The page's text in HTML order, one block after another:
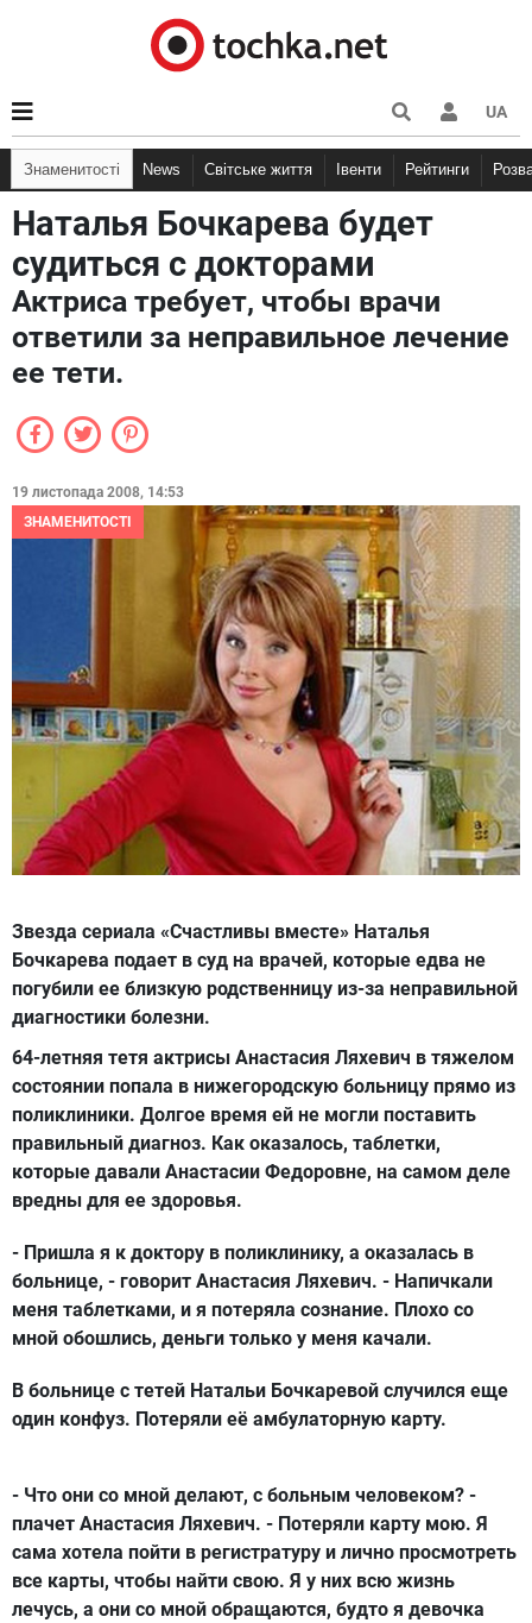
UA
Знаменитості News Світське життя Івенти Рейтинги
Наталья Бочкарева будет
судиться с докторами
Актриса требует, чтобы врачи
ответили за неправильное лечение
ее тети.
19 листопада 2008, 14:53
ЗНАМЕНИТОСТІ
Звезда сериала «Счастливы вместе» Наталья
Бочкарева подает в суд на врачей, которые едва не
погубили ее близкую родственницу из-за неправильной
диагностики болезни.
64-летняя тетя актрисы Анастасия Ляхевич в тяжелом
состоянии попала в нижегородскую больницу прямо из
поликлиники. Долгое время ей не могли поставить
правильный диагноз. Как оказалось, таблетки,
которые давали Анастасии Федоровне, на самом деле
вредны для ее здоровья.
- Пришла я к доктору в поликлинику, а оказалась в
больнице, - говорит Анастасия Ляхевич. - Напичкали
меня таблетками, и я потеряла сознание. Плохо со
мной обошлись, деньги только у меня качали.
В больнице с тетей Натальи Бочкаревой случился еще
один конфуз. Потеряли её амбулаторную карту.
- Что они со мной делают, с больным человеком? -
плачет Анастасия Ляхевич. - Потеряли карту мою. Я
сама хотела пойти в регистратуру и лично просмотреть
все карты, чтобы найти свою. Я у них всю жизнь
лечусь, а они со мной обращаются, будто я девочка